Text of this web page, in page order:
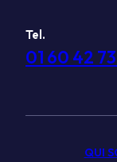
Tel.
01 60 42
QUI